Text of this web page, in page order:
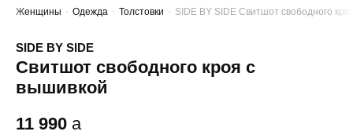
Женщины Одежда Толстовки SIDE BY SIDE Свитшот свободного
SIDE BY SIDE
Свитшот свободного кроя с
вышивкой
11 990 a